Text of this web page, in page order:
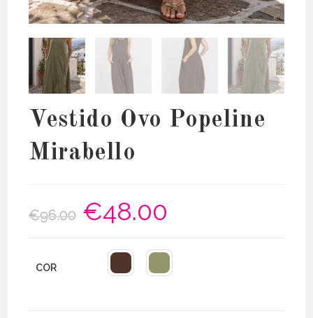
Vestido Ovo Popeline
Mirabello
€96.00
O
preço
original
€48.00
COR